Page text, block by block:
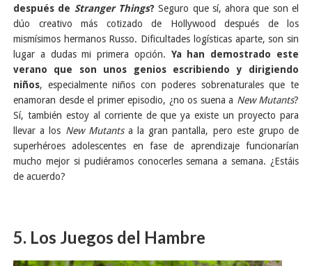
después de Stranger Things? Seguro que sí, ahora que son el
dúo creativo más cotizado de Hollywood después de los
mismísimos hermanos Russo. Dificultades logísticas aparte, son sin
lugar a dudas mi primera opción. Ya han demostrado este
verano que son unos genios escribiendo y dirigiendo
niños, especialmente niños con poderes sobrenaturales que te
enamoran desde el primer episodio, ¿no os suena a New Mutants?
Sí, también estoy al corriente de que ya existe un proyecto para
llevar a los New Mutantsa la gran pantalla, pero este grupo de
superhéroes adolescentes en fase de aprendizaje funcionarían
mucho mejor si pudiéramos conocerles semana a semana. ¿Estáis
de acuerdo?
5. Los Juegos del Hambre